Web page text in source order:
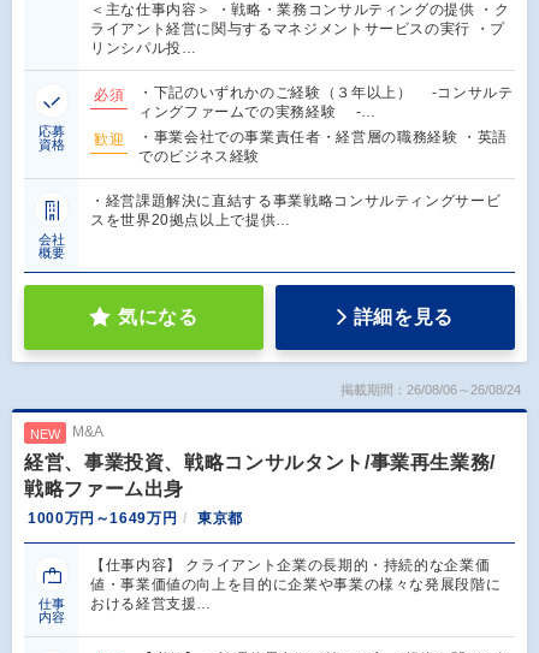
＜主な仕事内容＞ ・戦略・業務コンサルティングの提供 ・ク
ライアント経営に関与するマネジメントサービスの実行 ・プ
リンシパル投…
応募
資格
必須
・下記のいずれかのご経験（３年以上） -コンサルテ
ィングファームでの実務経験 -…
歓迎
・事業会社での事業責任者・経営層の職務経験 ・英語
でのビジネス経験
会社
概要
・経営課題解決に直結する事業戦略コンサルティングサービ
スを世界20拠点以上で提供…
気になる 詳細を見る
掲載期間：26/08/06～26/08/24
NEW M&A
経営、事業投資、戦略コンサルタント/事業再生業務/
戦略ファーム出身
1000万円～1649万円 東京都
仕事
内容
【仕事内容】 クライアント企業の長期的・持続的な企業価
値・事業価値の向上を目的に企業や事業の様々な発展段階に
おける経営支援…